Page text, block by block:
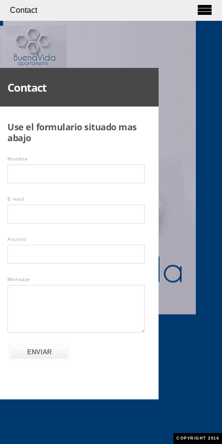
Contact
Contact
Use el formulario situado mas
abajo
Nombre
E-mail
Asunto
Mensaje
ENVIAR
COPYRIGHT 2016